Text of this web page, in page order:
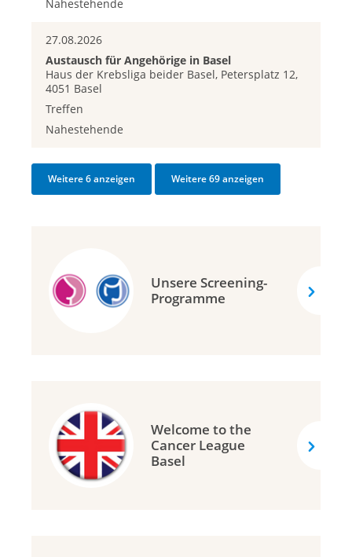
Nahestehende
27.08.2026
Austausch für Angehörige in Basel
Haus der Krebsliga beider Basel, Petersplatz 12,
4051 Basel
Treffen
Nahestehende
Weitere 6 anzeigen Weitere 69 anzeigen
Unsere Screening-
Programme
Welcome to the
Cancer League
Basel